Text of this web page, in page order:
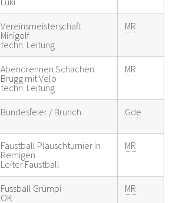
Vereinsmeisterschaft
Minigolf
techn. Leitung
MR
Abendrennen Schachen
Brugg mit Velo
techn. Leitung
MR
Bundesfeier / Brunch Gde
Faustball Plauschturnier in
Remigen
Leiter Faustball
MR
Fussball Grümpi
OK
MR